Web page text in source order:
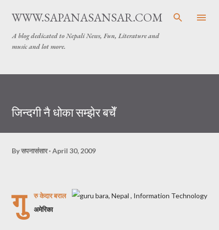
Skip to main content
WWW.SAPANASANSAR.COM
A blog dedicated to Nepali News, Fun, Literature and
music and lot more.
जिन्दगी नै धोका सम्झेर बचेँ
Byसपनासंसार April 30, 2009
गु
रु केदार बराल
अमेरिका